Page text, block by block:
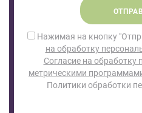
Нажимая на кнопку
на обработку
Согласие на
метрическими
Политики обработки